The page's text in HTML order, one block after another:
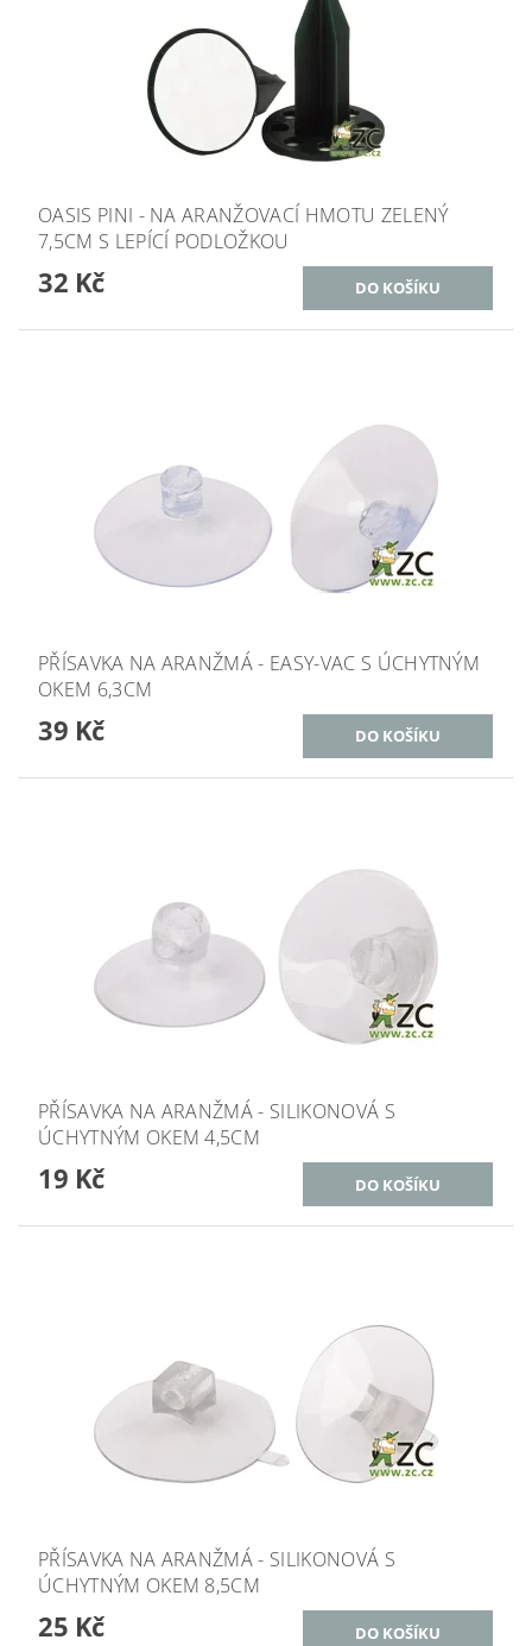
OASIS PINI - NA ARANŽOVACÍ HMOTU ZELENÝ
7,5CM S LEPÍCÍ PODLOŽKOU
32 Kč
PŘÍSAVKA NA ARANŽMÁ - EASY-VAC S ÚCHYTNÝM
OKEM 6,3CM
39 Kč
PŘÍSAVKA NA ARANŽMÁ - SILIKONOVÁ S
ÚCHYTNÝM OKEM 4,5CM
19 Kč
PŘÍSAVKA NA ARANŽMÁ - SILIKONOVÁ S
ÚCHYTNÝM OKEM 8,5CM
25 Kč